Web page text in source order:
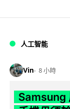
人工智能
Vin 8 小時
Samsung